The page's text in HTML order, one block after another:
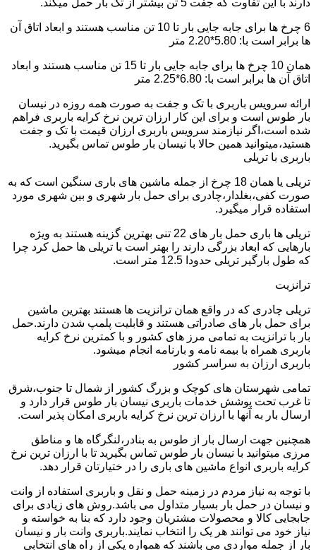
دارند با این تفاوت که جفت 5 تن بیشتر از تک بار حمل میکند.
6 چرخ ها برای جابه جایی بار تا 10 تن مناسب هستند و ابعاد اتاق آن
ها برابر است با: 5.80*2.20 متر
همان 10 چرخ ها برای جابه جایی بار تا 15 تن مناسب هستند و ابعاد
اتاق آن ها برابر است با: 6.80*2.25 متر
ارائه سرویس باربری با تک و جفت به صورت همه روزه در نیسان
بار طوس است و برای این کار ارزان ترین نرخ کرایه باربری فراهم
شده است،اگر نیازمند سرویس باربری ارزان قیمت با تک و جفت
هستید،میتوانید همین حالا با نیسان بار طوس تماس بگیرید.
باربری با تریلی
تریلی یا همان 18 چرخ از جمله ماشین های باری سنگین است که به
صورت کفی،بغلدار،چادری برای حمل بار شهری و بین شهری مورد
استفاده قرار میگیرد.
تریلی ها باری حمل بار های 22 تنی بهترین گزینه هستند به ویژه
بارهایی که ابعاد بزرگی دارند را بهتر است با تریلی ها حمل کرد چرا
که طول بارگیر تریلی حدودا 12.5 متر است.
ترانزیت
تریلی چادری که در واقع همان ترانزیت ها هستند بهترین ماشین
برای حمل بار های صادراتی هستند و قابلیت پلمپ شدن دارند.حمل
بار با ترانزیت به تمامی مرز های کشور و با کمترین نرخ کرایه
باربری همراه با بیمه نامه و بارنامه انجام میشود.
باربری ارزان به سراسر کشور
تمامی شهرستان های کوچک و بزرگ کشور از شمال تا جنوب،شرق
تا غرب تحت پوشش خدمات باربری نیسان بار طوس قرار دارد و
ارسال بار به آنها با ارزان ترین نرخ کرایه باربری امکان پذیر است.
همچنین جهت ارسال بار از طوس به بنادر،لنگرگاه ها و مناطق
مرزی میتوانید با نیسان بار طوس تماس بگیرید تا با ارزان ترین نرخ
کرایه باربری انواع ماشین های باری را در ختیارتان قرار دهد.
با توجه به نیاز مردم در زمینه حمل و نقل و باربری استفاده از وانت
و نیسان در حمل بار بسیار متداول می باشد.روش های زیادی برای
جابجایی کالا و محصولات مشتریان وجود دارد که بنا به خواسته و
نیاز خود می توانند هر یک را انتخاب نمایند.باربری وانت بار و نیسان
بار از جمله مواردی می باشند که همواره یکی از راه های انتخابی